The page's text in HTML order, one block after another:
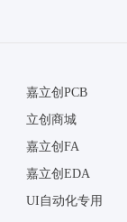
嘉立创PCB
立创商城
嘉立创FA
嘉立创EDA
UI自动化专用